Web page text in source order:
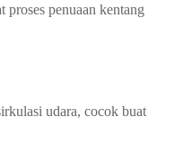
proses penuaan kentang
udara, cocok buat